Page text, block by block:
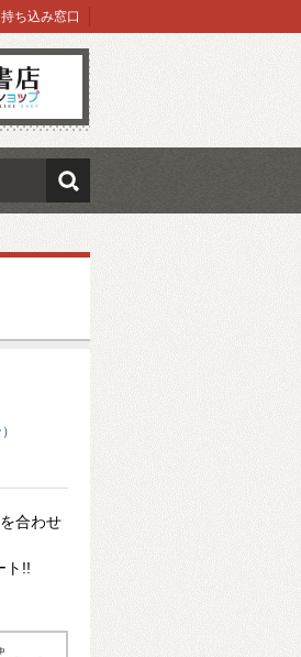
持ち込み窓口
検索
合わせ
ト!!